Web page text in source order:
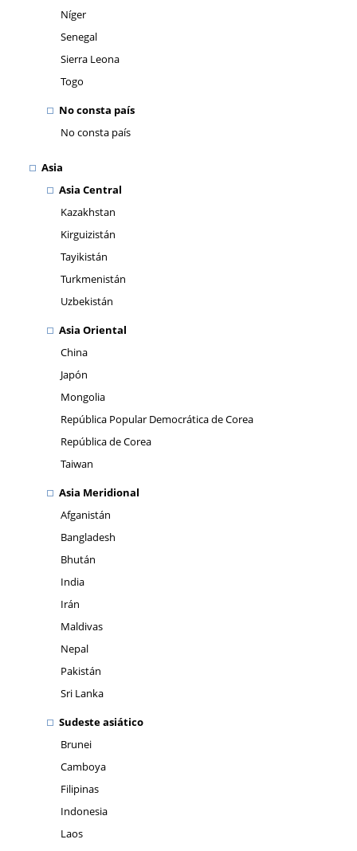
Níger
Senegal
Sierra Leona
Togo
No consta país
No consta país
Asia
Asia Central
Kazakhstan
Kirguizistán
Tayikistán
Turkmenistán
Uzbekistán
Asia Oriental
China
Japón
Mongolia
República Popular Democrática de Corea
República de Corea
Taiwan
Asia Meridional
Afganistán
Bangladesh
Bhután
India
Irán
Maldivas
Nepal
Pakistán
Sri Lanka
Sudeste asiático
Brunei
Camboya
Filipinas
Indonesia
Laos